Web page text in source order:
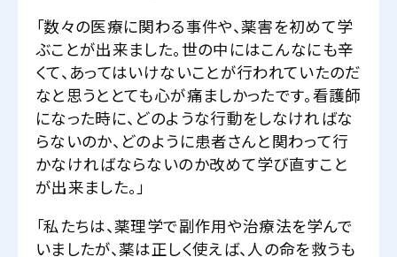
「数々の医療に関わる事件や、薬害を初めて学
ぶことが出来ました。世の中にはこんなにも辛
くて、あってはいけないことが行われていたのだ
なと思うととても心が痛ましかったです。看護師
になった時に、どのような行動をしなければな
らないのか、どのように患者さんと関わって行
かなければならないのか改めて学び直すこと
が出来ました。」
「私たちは、薬理学で副作用や治療法を学んで
いましたが、薬は正しく使えば、人の命を救うも